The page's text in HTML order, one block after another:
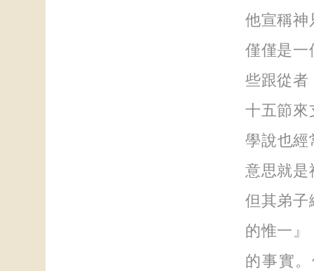
他宣稱神
僅僅是一
些跟從者
十五節來
學說也經
意思就是
但其弟
的惟一』
的事實